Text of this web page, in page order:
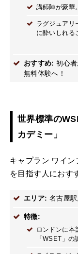
講師陣が豪華
ラグジュアリ
に酔いしれる
おすすめ: 初心
無料体験へ！
世界標準の
カデミー」
キャプラン ワイ
を目指す人におす
エリア: 名古屋
特徴:
ロンドンに本
「WSET」の